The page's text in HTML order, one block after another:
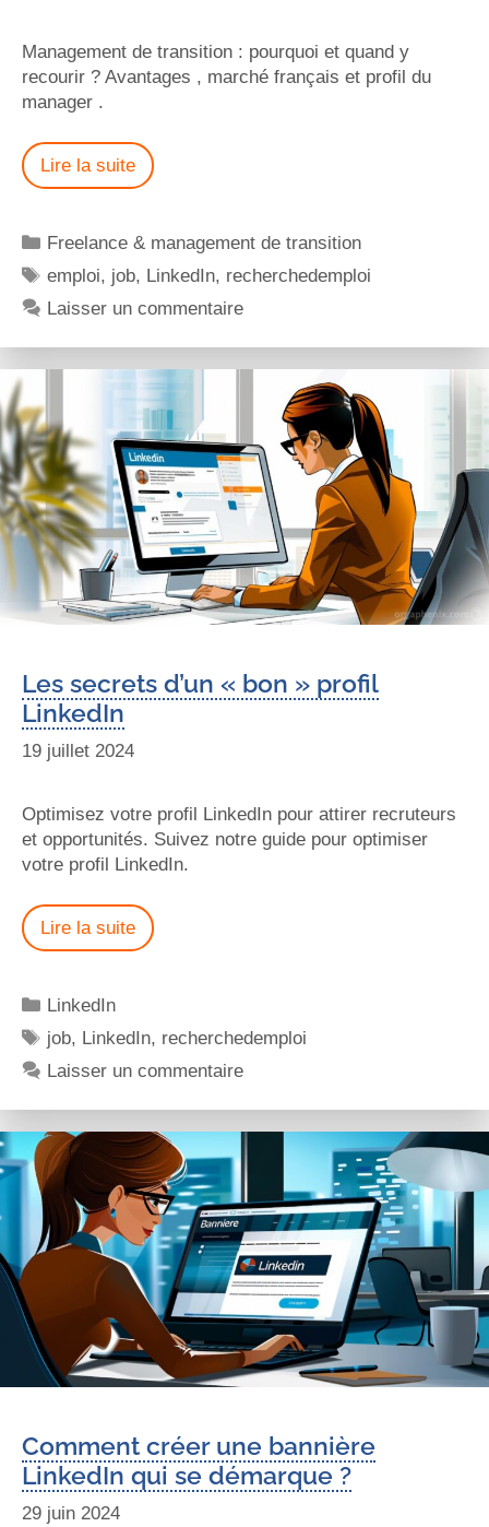
Management de transition : pourquoi et quand y
recourir ? Avantages , marché français et profil du
manager .
Lire la suite
Freelance & management de transition
emploi, job, LinkedIn, recherchedemploi
Laisser un commentaire
Les secrets d’un « bon » profil
LinkedIn
19 juillet 2024
Optimisez votre profil LinkedIn pour attirer recruteurs
et opportunités. Suivez notre guide pour optimiser
votre profil LinkedIn.
Lire la suite
LinkedIn
job, LinkedIn, recherchedemploi
Laisser un commentaire
Comment créer une bannière
LinkedIn qui se démarque ?
29 juin 2024